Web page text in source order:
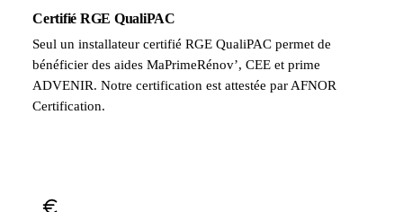
Certifié RGE QualiPAC
Seul un installateur certifié RGE QualiPAC permet de
bénéficier des aides MaPrimeRénov’, CEE et prime
ADVENIR. Notre certification est attestée par AFNOR
Certification.